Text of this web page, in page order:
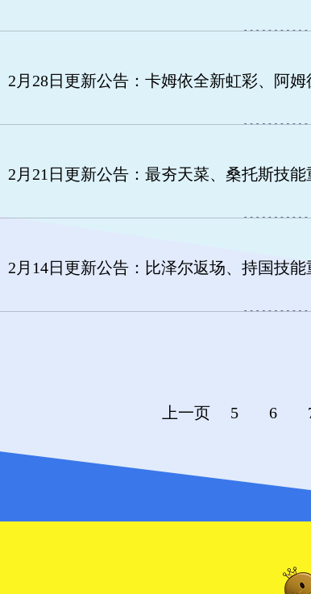
2月28日更新公告：卡姆依全新虹彩、阿
2月21日更新公告：最夯天菜、桑托斯技能
2月14日更新公告：比泽尔返场、持国技能
上一页 5 6